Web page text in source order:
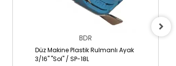
BDR
Düz Makine Plastik Rulmanlı Ayak
3/16" "Sol" / SP-18L